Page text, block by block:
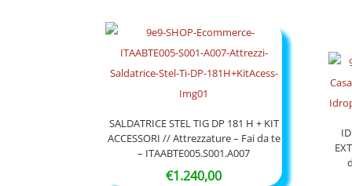
SALDATRICE STEL TIG DP 181 H + KIT
ACCESSORI // Attrezzature – Fai da te
– ITAABTE005.S001.A007
€1.240,00